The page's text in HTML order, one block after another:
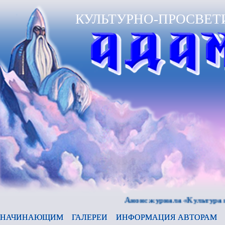
КУЛЬТУРНО-
Анонс журнала «Культура и
НАЧИНАЮЩИМ ГАЛЕРЕИ ИНФОРМАЦИЯ АВТОРАМ